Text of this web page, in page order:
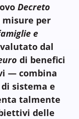
Decreto
misure per
e
dal
di benefici
— combina
sistema e
talmente
delle